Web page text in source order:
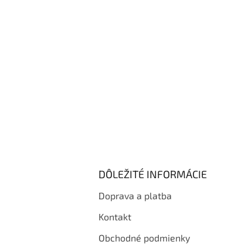
DÔLEŽITÉ INFORMÁCIE
Doprava a platba
Kontakt
Obchodné podmienky